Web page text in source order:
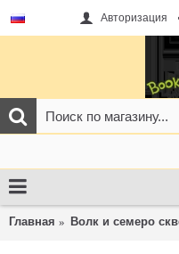
Авторизация
Главная Волк и семеро